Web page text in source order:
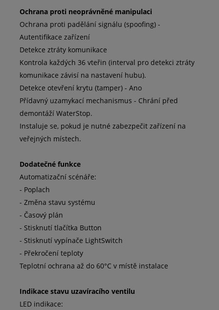
Ochrana proti neoprávněné manipulaci
Ochrana proti padělání signálu (spoofing) -
Autentifikace zařízení
Detekce ztráty komunikace
Kontrola každých 36 vteřin (interval pro detekci ztráty
komunikace závisí na nastavení hubu).
Detekce otevření krytu (tamper) - Ano
Přídavný uzamykací mechanismus - Chrání před
demontáží WaterStop.
Instaluje se, pokud je nutné zabezpečit zařízení na
veřejných místech.
Dodatečné funkce
Automatizační scénáře:
- Poplach
- Změna stavu systému
- Časový plán
- Stisknutí tlačítka Button
- Stisknutí vypínače LightSwitch
- Překročení teploty
Teplotní ochrana až do 60°C v místě instalace
Indikace stavu uzavíracího ventilu
LED indikace: